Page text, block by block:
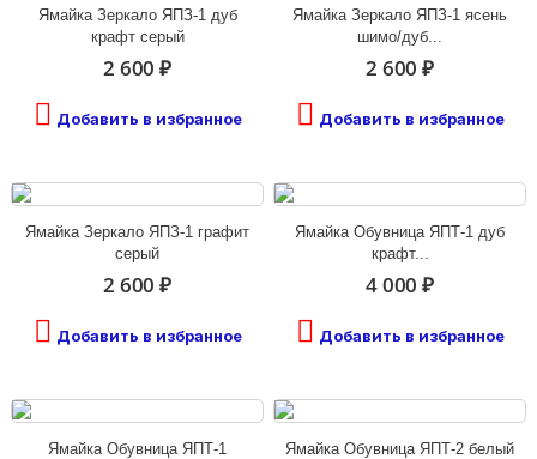
Ямайка Зеркало ЯПЗ-1 дуб
крафт серый
2 600 ₽
Добавить в избранное
Ямайка Зеркало ЯПЗ-1 ясень
шимо/дуб...
2 600 ₽
Добавить в избранное
Ямайка Зеркало ЯПЗ-1 графит
серый
2 600 ₽
Добавить в избранное
Ямайка Обувница ЯПТ-1 дуб
крафт...
4 000 ₽
Добавить в избранное
Ямайка Обувница ЯПТ-1
Ямайка Обувница ЯПТ-2 белый